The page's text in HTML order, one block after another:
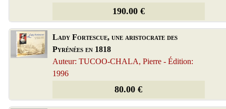
190.00 €
Lady Fortescue, une aristocrate des
Pyrénées en 1818
Auteur: TUCOO-CHALA, Pierre - Édition:
1996
80.00 €